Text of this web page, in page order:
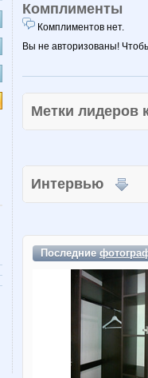
Комплименты
Комплиментов нет.
Вы не авторизованы!
Метки
Интервью
Последние